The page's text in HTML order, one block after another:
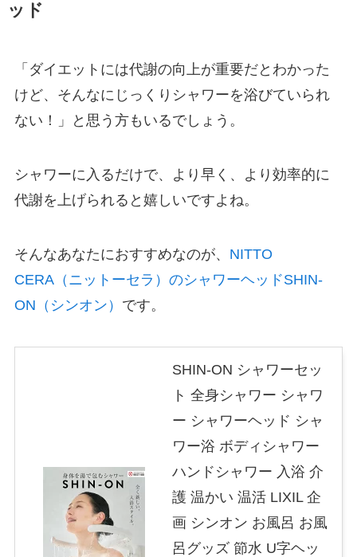
ッド
「ダイエットには代謝の向上が重要だとわかった
けど、そんなにじっくりシャワーを浴びていられ
ない！」と思う方もいるでしょう。
シャワーに入るだけで、より早く、より効率的に
代謝を上げられると嬉しいですよね。
そんなあなたにおすすめなのが、 NITTO
CERA（ニットーセラ）のシャワーヘッドSHIN-
ON（シンオン） です。
SHIN-ON シャワーセッ
ト 全身シャワー シャワ
ー シャワーヘッド シャ
ワー浴 ボディシャワー
ハンドシャワー 入浴 介
護 温かい 温活 LIXIL 企
画 シンオン お風呂 お風
呂グッズ 節水 U字ヘッ